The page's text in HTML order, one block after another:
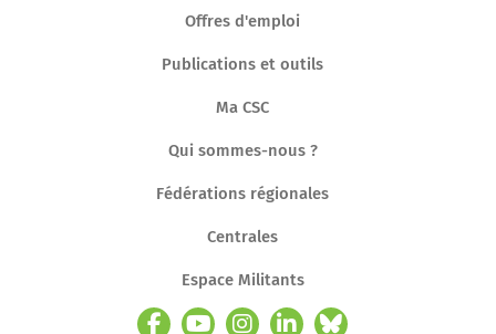
Offres d'emploi
Publications et outils
Ma CSC
Qui sommes-nous ?
Fédérations régionales
Centrales
Espace Militants